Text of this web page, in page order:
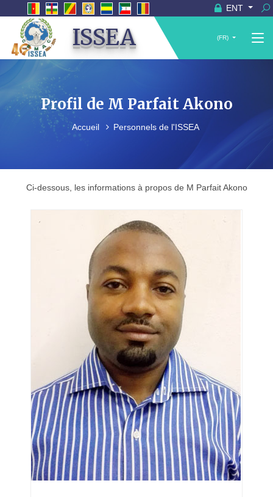
ENT
ISSEA (FR)
Profil de M Parfait Akono
Accueil Personnels de l'ISSEA
Ci-dessous, les informations à propos de M Parfait Akono